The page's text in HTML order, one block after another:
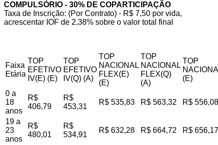
COMPULSÓRIO - 30% DE COPARTICIPAÇÃO
Taxa de Inscrição: (Por Contrato) - R$ 7,50 por vida,
acrescentar IOF de 2,38% sobre o valor total final
Faixa
Etária
TOP
EFETIVO
IV(E) (E)
TOP
EFETIVO
IV(Q) (A)
TOP
NACIONAL
FLEX(E)
(E)
TOP
NACIONAL
FLEX(Q)
(A)
TOP
(E)
0 a
18
anos
R$
406,79
R$
453,31
R$ 535,83 R$ 563,32 R$ 556,08
19 a
23
anos
R$
480,01
R$
534,91
R$ 632,28 R$ 664,72 R$ 656,17